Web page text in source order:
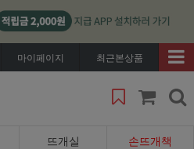
마이페이지 최근본상품
뜨개실
손뜨개책